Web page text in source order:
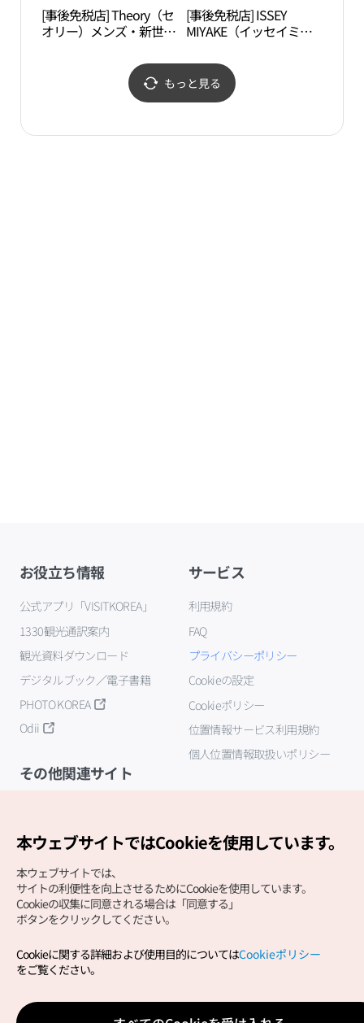
[事後免税店] Theory（セ
オリー）メンズ・新世界
トレットプサン（釜山）
店(띠어리남성 신세계사
이먼프리미엄아울렛 부
[事後免税店] ISSEY
MIYAKE（イッセイミヤ
レミアムアウトレットプ
サン（釜山）店(이세이
미야케 신세계사이먼프
もっと見る
お役立ち情報
公式アプリ「VISITKOREA」
1330観光通訳案内
観光資料ダウンロード
デジタルブック／電子書籍
PHOTO KOREA
Odii
サービス
利用規約
FAQ
プライバシーポリシー
Cookieの設定
Cookieポリシー
位置情報サービス利用規約
個人位置情報取扱いポリシー
その他関連サイト
Copyright (c) Korea Tourism Organization All Rights
サイトエラー報告公式メール
japanese@knto.or.kr
本ウェブサイトではCookieを使用しています。
本ウェブサイトでは、
サイトの利便性を向上させるためにCookieを使用しています。
Cookieの収集に同意される場合は「同意する」
ボタンをクリックしてください。
Cookieに関する詳細および使用目的についてはCookieポリシー
をご覧ください。